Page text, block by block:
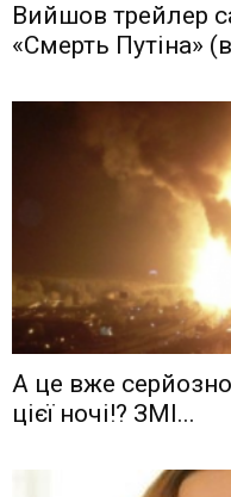
Вийшов трейлер
«Смерть Путіна»
А це вже
цієї ночі!? ЗМІ...